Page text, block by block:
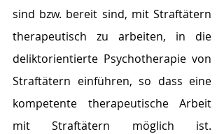
sind bzw. bereit sind, mit Straftätern
therapeutisch zu arbeiten, in die
deliktorientierte Psychotherapie von
Straftätern einführen, so dass eine
kompetente therapeutische Arbeit
mit Straftätern möglich ist.